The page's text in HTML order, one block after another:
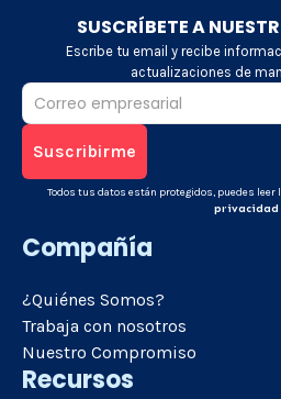
SUSCRÍBETE A
Escribe tu email y recibe
actualizaciones de
Todos tus datos están protegidos, puedes
privacidad
Compañía
¿Quiénes Somos?
Trabaja con nosotros
Nuestro Compromiso
Recursos